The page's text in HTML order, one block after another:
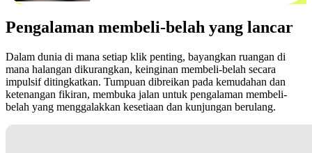
Pengalaman membeli-belah yang lancar
Dalam dunia di mana setiap klik penting, bayangkan ruangan di
mana halangan dikurangkan, keinginan membeli-belah secara
impulsif ditingkatkan. Tumpuan dibreikan pada kemudahan dan
ketenangan fikiran, membuka jalan untuk pengalaman membeli-
belah yang menggalakkan kesetiaan dan kunjungan berulang.